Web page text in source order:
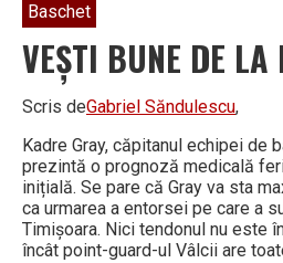
Baschet
VEȘTI BUNE DE LA
Scris deGabriel Săndulescu,
Kadre Gray, căpitanul echipei de
prezintă o prognoză medicală
inițială. Se pare că Gray va sta
ca urmarea a entorsei pe care a
Timișoara. Nici tendonul nu este
încât point-guard-ul Vâlcii are